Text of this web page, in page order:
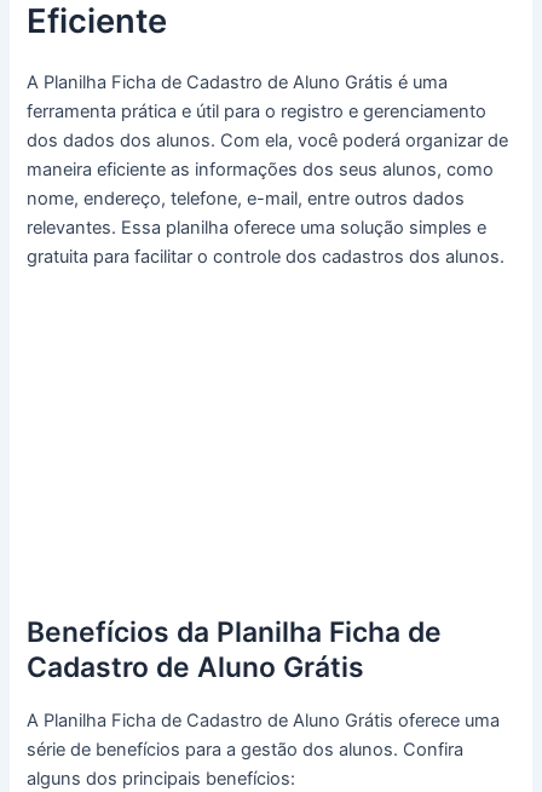
Eficiente
A Planilha Ficha de Cadastro de Aluno Grátis é uma
ferramenta prática e útil para o registro e gerenciamento
dos dados dos alunos. Com ela, você poderá organizar de
maneira eficiente as informações dos seus alunos, como
nome, endereço, telefone, e-mail, entre outros dados
relevantes. Essa planilha oferece uma solução simples e
gratuita para facilitar o controle dos cadastros dos alunos.
Benefícios da Planilha Ficha de
Cadastro de Aluno Grátis
A Planilha Ficha de Cadastro de Aluno Grátis oferece uma
série de benefícios para a gestão dos alunos. Confira
alguns dos principais benefícios: